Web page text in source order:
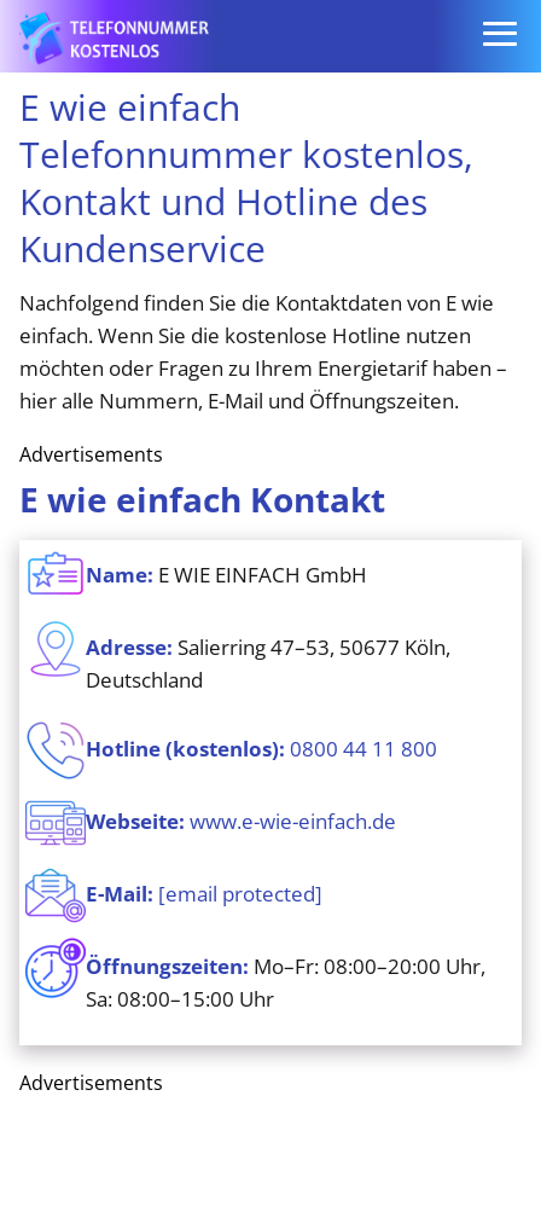
E wie einfach
Telefonnummer kostenlos,
Kontakt und Hotline des
Kundenservice
Nachfolgend finden Sie die Kontaktdaten von E wie
einfach. Wenn Sie die kostenlose Hotline nutzen
möchten oder Fragen zu Ihrem Energie­tarif haben –
hier alle Nummern, E-Mail und Öffnungszeiten.
Advertisements
E wie einfach Kontakt
Name: E WIE EINFACH GmbH
Adresse: Salierring 47–53, 50677 Köln,
Deutschland
Hotline (kostenlos): 0800 44 11 800
Webseite: www.e-wie-einfach.de
E-Mail: [email protected]
Öffnungszeiten: Mo–Fr: 08:00–20:00 Uhr,
Sa: 08:00–15:00 Uhr
Advertisements